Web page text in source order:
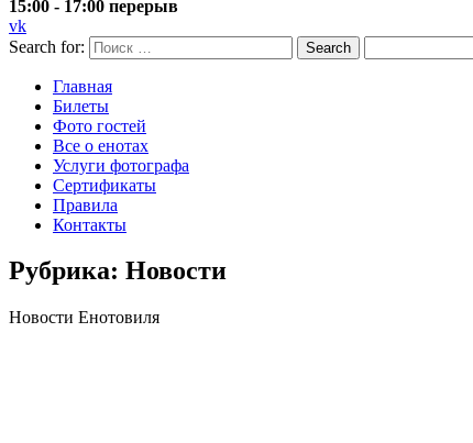
15:00 - 17:00 перерыв
vk
Search for:
Search
Главная
Билеты
Фото гостей
Все о енотах
Услуги фотографа
Cертификаты
Правила
Контакты
Рубрика: Новости
Новости Енотовиля